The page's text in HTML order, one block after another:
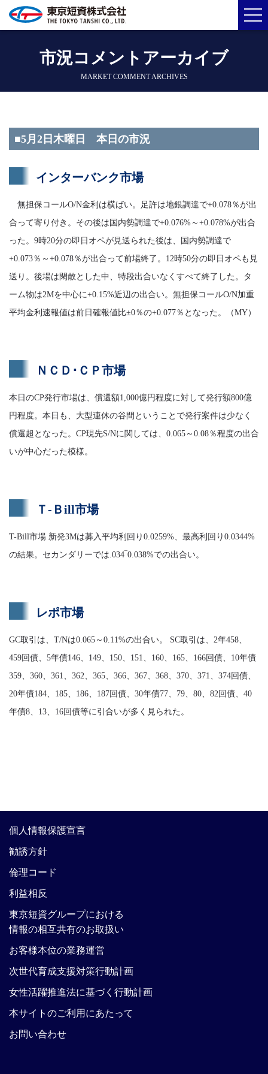
市況コメントアーカイブ
MARKET COMMENT ARCHIVES
■5月2日木曜日 本日の市況
インターバンク市場
無担保コールO/N金利は横ばい。足許は地銀調達で+0.078％が出
合って寄り付き。その後は国内勢調達で+0.076%～+0.078%が出合
った。9時20分の即日オペが見送られた後は、国内勢調達で
+0.073％～+0.078％が出合って前場終了。12時50分の即日オペも見
送り。後場は閑散とした中、特段出合いなくすべて終了した。タ
ーム物は2Mを中心に+0.15%近辺の出合い。無担保コールO/N加重
平均金利速報値は前日確報値比±0％の+0.077％となった。（MY）
ＮＣＤ･ＣＰ市場
本日のCP発行市場は、償還額1,000億円程度に対して発行額800億
円程度。本日も、大型連休の谷間ということで発行案件は少なく
償還超となった。CP現先S/Nに関しては、0.065～0.08％程度の出合
いが中心だった模様。
Ｔ-Ｂill市場
T-Bill市場 新発3Mは募入平均利回り0.0259%、最高利回り0.0344%
の結果。セカンダリーでは.034‾0.038%での出合い。
レポ市場
GC取引は、T/Nは0.065～0.11%の出合い。 SC取引は、2年458、
459回債、5年債146、149、150、151、160、165、166回債、10年債
359、360、361、362、365、366、367、368、370、371、374回債、
20年債184、185、186、187回債、30年債77、79、80、82回債、40
年債8、13、16回債等に引合いが多く見られた。
個人情報保護宣言
勧誘方針
倫理コード
利益相反
東京短資グループにおける
情報の相互共有のお取扱い
お客様本位の業務運営
次世代育成支援対策行動計画
女性活躍推進法に基づく行動計画
本サイトのご利用にあたって
お問い合わせ